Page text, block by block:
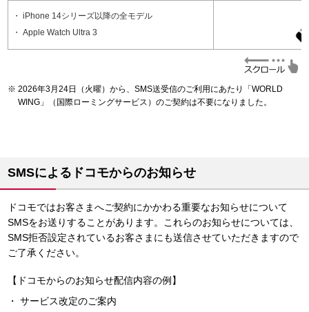
iPhone 14シリーズ以降の全モデル
Apple Watch Ultra 3
2026年3月24日（火曜）から、SMS送受信のご利用にあたり「WORLD
WING」（国際ローミングサービス）のご契約は不要になりました。
SMSによるドコモからのお知らせ
ドコモではお客さまへご契約にかかわる重要なお知らせについて
SMSをお送りすることがあります。これらのお知らせについては、
SMS拒否設定されているお客さまにも送信させていただきますので
ご了承ください。
【ドコモからのお知らせ配信内容の例】
サービス改定のご案内